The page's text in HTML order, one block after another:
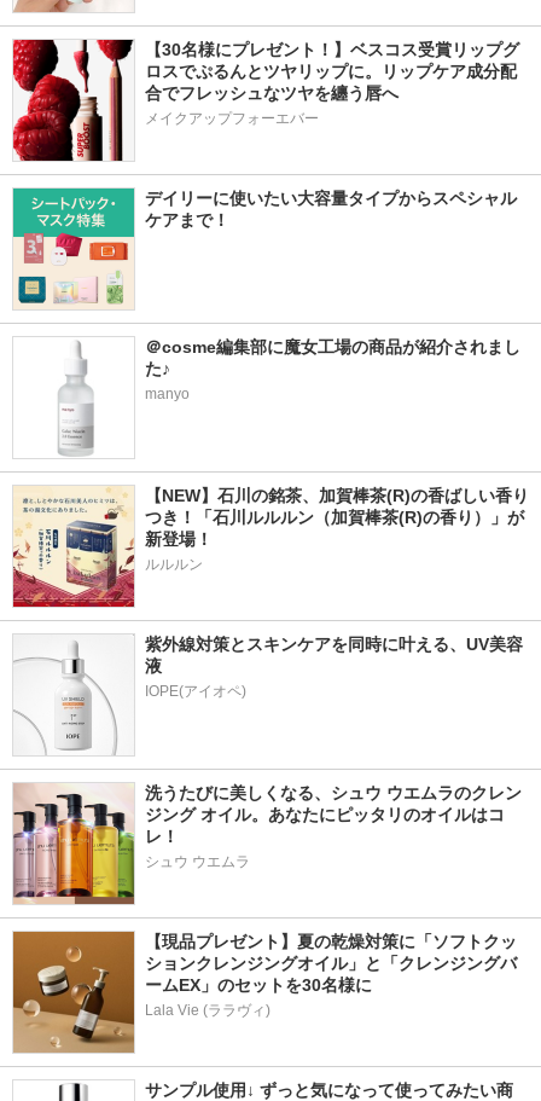
【30名様にプレゼント！】ベスコス受賞リップグ
ロスでぷるんとツヤリップに。リップケア成分配
合でフレッシュなツヤを纏う唇へ
メイクアップフォーエバー
デイリーに使いたい大容量タイプからスペシャル
ケアまで！
＠cosme編集部に魔女工場の商品が紹介されまし
た♪
manyo
【NEW】石川の銘茶、加賀棒茶(R)の香ばしい香り
つき！「石川ルルルン（加賀棒茶(R)の香り）」が
新登場！
ルルルン
紫外線対策とスキンケアを同時に叶える、UV美容
液
洗うたびに美しくなる、シュウ ウエムラのクレン
ジング オイル。あなたにピッタリのオイルはコ
レ！
シュウ ウエムラ
【現品プレゼント】夏の乾燥対策に「ソフトクッ
ションクレンジングオイル」と「クレンジングバ
ームEX」のセットを30名様に
Lala Vie (ララヴィ)
サンプル使用↓ ずっと気になって使ってみたい商